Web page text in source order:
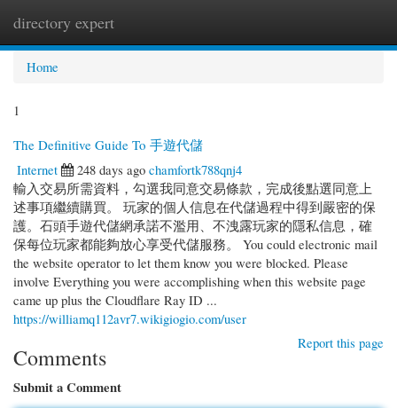
directory expert
Home
1
The Definitive Guide To 手遊代儲
Internet
248 days ago chamfortk788qnj4
輸入交易所需資料，勾選我同意交易條款，完成後點選同意上
述事項繼續購買。 玩家的個人信息在代儲過程中得到嚴密的保
護。石頭手遊代儲網承諾不濫用、不洩露玩家的隱私信息，確
保每位玩家都能夠放心享受代儲服務。 You could electronic mail
the website operator to let them know you were blocked. Please
involve Everything you were accomplishing when this website page
came up plus the Cloudflare Ray ID ...
https://williamq112avr7.wikigiogio.com/user
Report this page
Comments
Submit a Comment